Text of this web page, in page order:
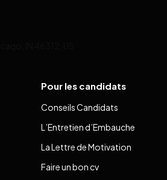
Pour les candidats
Conseils Candidats
L’Entretien d’Embauche
La Lettre de Motivation
Faire un bon cv